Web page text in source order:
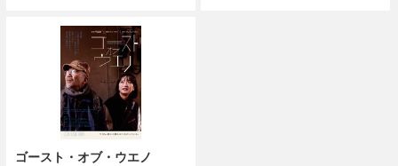
ゴースト・オブ・ウエノ